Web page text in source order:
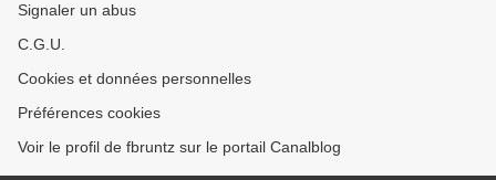
Signaler un abus
C.G.U.
Cookies et données personnelles
Préférences cookies
Voir le profil de fbruntz sur le portail Canalblog